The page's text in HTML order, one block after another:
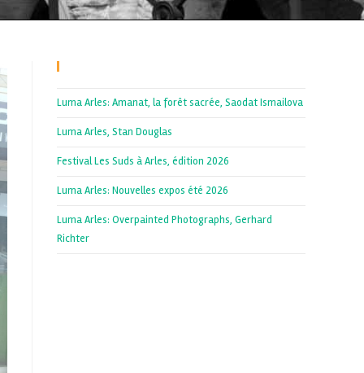
Luma Arles: Amanat, la forêt sacrée, Saodat Ismailova
Luma Arles, Stan Douglas
Festival Les Suds à Arles, édition 2026
Luma Arles: Nouvelles expos été 2026
Luma Arles: Overpainted Photographs, Gerhard
Richter